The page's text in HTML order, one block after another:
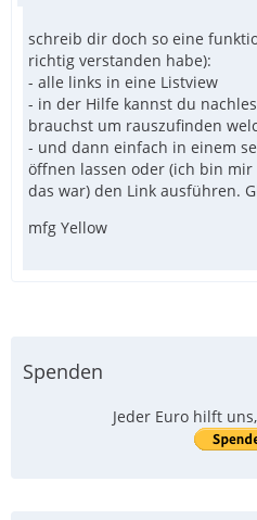
schreib dir doch so eine
richtig verstanden habe):
- alle links in eine Listview
- in der Hilfe kannst du
brauchst um rauszufinden
- und dann einfach in einem
öffnen lassen oder (ich bin
das war) den Link ausführen.
mfg Yellow
Spenden
Jeder Euro hilft